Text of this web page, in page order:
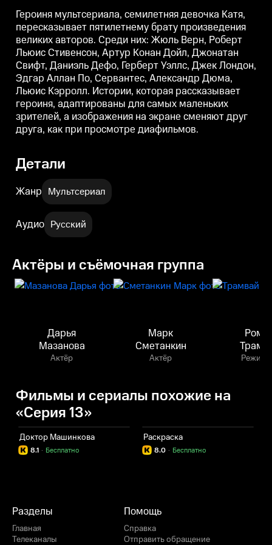
Дюма, Льюис Кэрролл. Истории,
которая рассказывает героиня,
адаптированы для самых
маленьких зрителей, а
изображения на экране
сменяют друг друга, как при
просмотре диафильмов.
Дюма, Льюис Кэрролл. Истории,
которая рассказывает героиня,
адаптированы для самых
маленьких зрителей, а
изображения на экране
сменяют друг друга, как при
просмотре диафильмов.
Героиня мультсериала, семилетняя девочка Катя,
пересказывает пятилетнему брату произведения
великих авторов. Среди них: Жюль Верн, Роберт
Льюис Стивенсон, Артур Конан Дойл, Джонатан
Свифт, Даниэль Дефо, Герберт Уэллс, Джек Лондон,
Эдгар Аллан По, Сервантес, Александр Дюма,
Льюис Кэрролл. Истории, которая рассказывает
героиня, адаптированы для самых маленьких
зрителей, а изображения на экране сменяют друг
друга, как при просмотре диафильмов.
Детали
Жанр Мультсериал
Аудио Русский
Актёры и съёмочная группа
Дарья
Мазанова
Актёр
Марк
Сметанкин
Актёр
Фильмы и сериалы похожие на
«Серия 13»
Доктор Машинкова
8.1 Бесплатно
·
Раскраска
8.0 Бесплатно
·
Разделы
Главная
Телеканалы
Помощь
Справка
Отправить обращение